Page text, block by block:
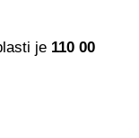
je 110 00